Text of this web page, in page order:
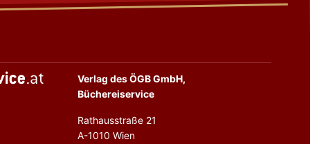
Verlag des ÖGB GmbH,
Büchereiservice
Rathausstraße 21
A-1010 Wien